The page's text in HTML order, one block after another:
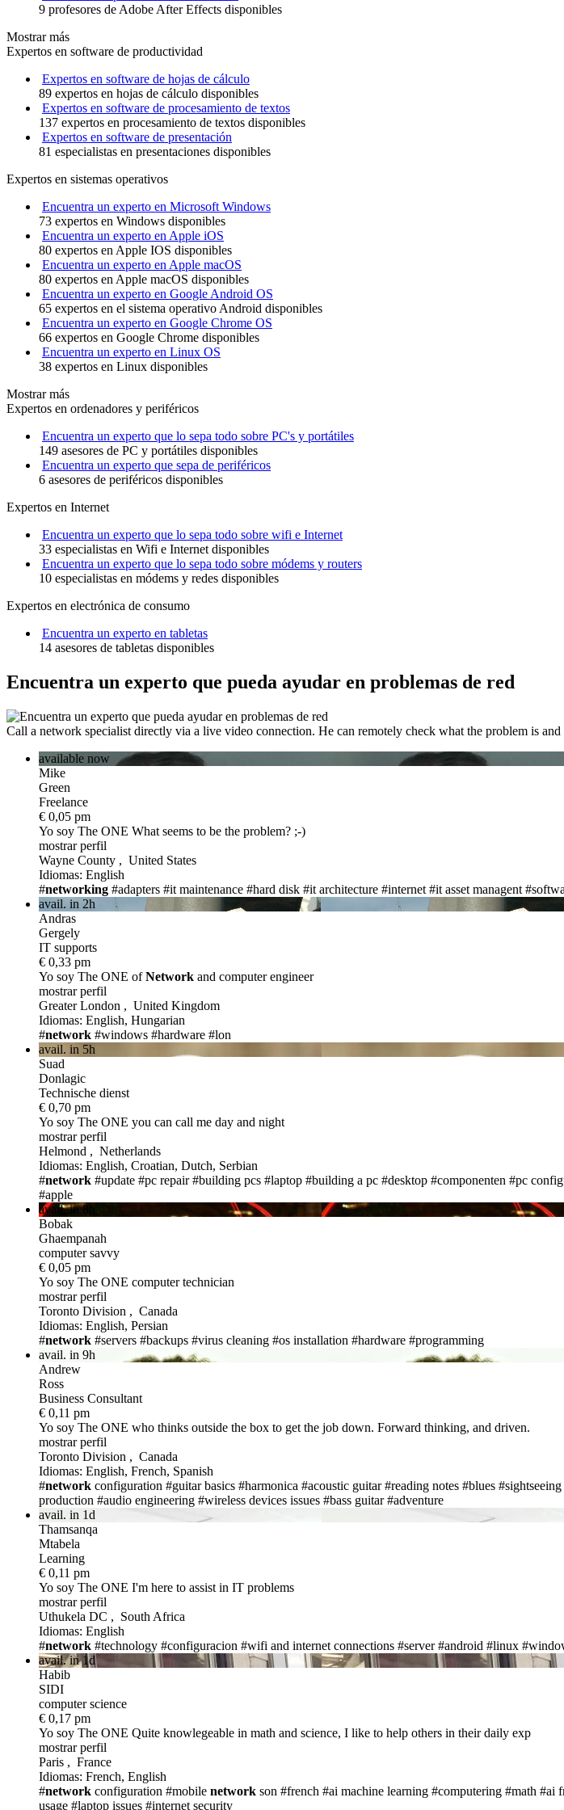
9 profesores de Adobe After Effects disponibles
Mostrar más
Expertos en software de productividad
Expertos en software de hojas de cálculo
89 expertos en hojas de cálculo disponibles
Expertos en software de procesamiento de textos
137 expertos en procesamiento de textos disponibles
Expertos en software de presentación
81 especialistas en presentaciones disponibles
Expertos en sistemas operativos
Encuentra un experto en Microsoft Windows
73 expertos en Windows disponibles
Encuentra un experto en Apple iOS
80 expertos en Apple IOS disponibles
Encuentra un experto en Apple macOS
80 expertos en Apple macOS disponibles
Encuentra un experto en Google Android OS
65 expertos en el sistema operativo Android disponibles
Encuentra un experto en Google Chrome OS
66 expertos en Google Chrome disponibles
Encuentra un experto en Linux OS
38 expertos en Linux disponibles
Mostrar más
Expertos en ordenadores y periféricos
Encuentra un experto que lo sepa todo sobre PC's y portátiles
149 asesores de PC y portátiles disponibles
Encuentra un experto que sepa de periféricos
6 asesores de periféricos disponibles
Expertos en Internet
Encuentra un experto que lo sepa todo sobre wifi e Internet
33 especialistas en Wifi e Internet disponibles
Encuentra un experto que lo sepa todo sobre módems y routers
10 especialistas en módems y redes disponibles
Expertos en electrónica de consumo
Encuentra un experto en tabletas
14 asesores de tabletas disponibles
Encuentra un experto que pueda ayudar en problemas de red
Call a network specialist directly via a live video connection. He can remotely check what the problem is
available now
Mike
Green
Freelance
€ 0,05 pm
Yo soy The ONE What seems to be the problem? ;-)
mostrar perfil
Wayne County , United States
Idiomas: English
#networking #adapters #it maintenance #hard disk #it architecture #internet #it asset managent
avail. in 2h
Andras
Gergely
IT supports
€ 0,33 pm
Yo soy The ONE ofNetwork and computer engineer
mostrar perfil
Greater London , United Kingdom
Idiomas: English, Hungarian
#network #windows #hardware #lon
avail. in 5h
Suad
Donlagic
Technische dienst
€ 0,70 pm
Yo soy The ONE you can call me day and night
mostrar perfil
Helmond , Netherlands
Idiomas: English, Croatian, Dutch, Serbian
#network #update #pc repair #building pcs #laptop #building a pc #desktop #componenten #pc
#apple
avail. in 8h
Bobak
Ghaempanah
computer savvy
€ 0,05 pm
Yo soy The ONE computer technician
mostrar perfil
Toronto Division , Canada
Idiomas: English, Persian
#network #servers #backups #virus cleaning #os installation #hardware #programming
avail. in 9h
Andrew
Ross
Business Consultant
€ 0,11 pm
Yo soy The ONE who thinks outside the box to get the job down. Forward thinking, and driven.
mostrar perfil
Toronto Division , Canada
Idiomas: English, French, Spanish
#network configuration #guitar basics #harmonica #acoustic guitar #reading notes #blues #sightseeing
production #audio engineering #wireless devices issues #bass guitar #adventure
avail. in 1d
Thamsanqa
Mtabela
Learning
€ 0,11 pm
Yo soy The ONE I'm here to assist in IT problems
mostrar perfil
Uthukela DC , South Africa
Idiomas: English
#network #technology #configuracion #wifi and internet connections #server #android #linux
avail. in 1d
Habib
SIDI
computer science
€ 0,17 pm
Yo soy The ONE Quite knowlegeable in math and science, I like to help others in their daily exp
mostrar perfil
Paris , France
Idiomas: French, English
#network configuration #mobile network son #french #ai machine learning #computering #math #ai
usage #laptop issues #internet security